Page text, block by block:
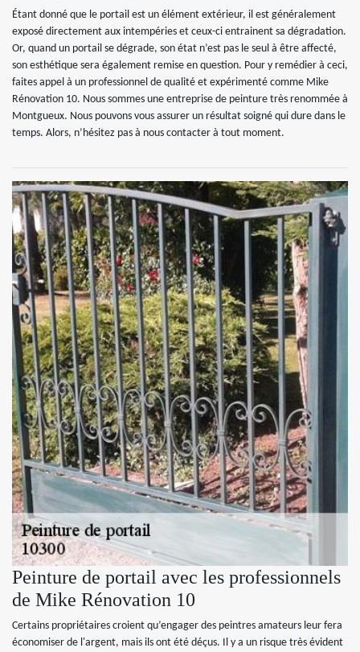
Étant donné que le portail est un élément extérieur, il est généralement
exposé directement aux intempéries et ceux-ci entrainent sa dégradation.
Or, quand un portail se dégrade, son état n’est pas le seul à être affecté,
son esthétique sera également remise en question. Pour y remédier à ceci,
faites appel à un professionnel de qualité et expérimenté comme Mike
Rénovation 10. Nous sommes une entreprise de peinture très renommée à
Montgueux. Nous pouvons vous assurer un résultat soigné qui dure dans le
temps. Alors, n’hésitez pas à nous contacter à tout moment.
Peinture de portail avec les professionnels
de Mike Rénovation 10
Certains propriétaires croient qu’engager des peintres amateurs leur fera
économiser de l'argent, mais ils ont été déçus. Il y a un risque très évident